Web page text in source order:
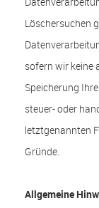
Löschersuchen
sofern wir keine
Speicherung
steuer- oder
letztgenannten
Gründe.
Allgemeine